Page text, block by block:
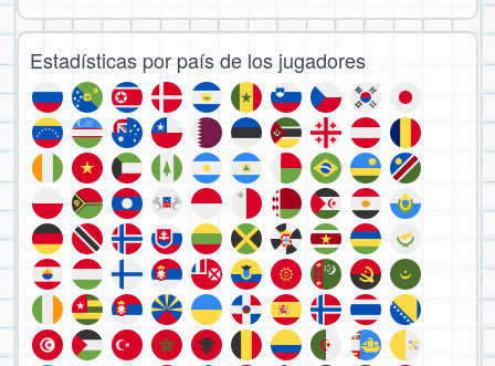
Estadísticas por país de los jugadores